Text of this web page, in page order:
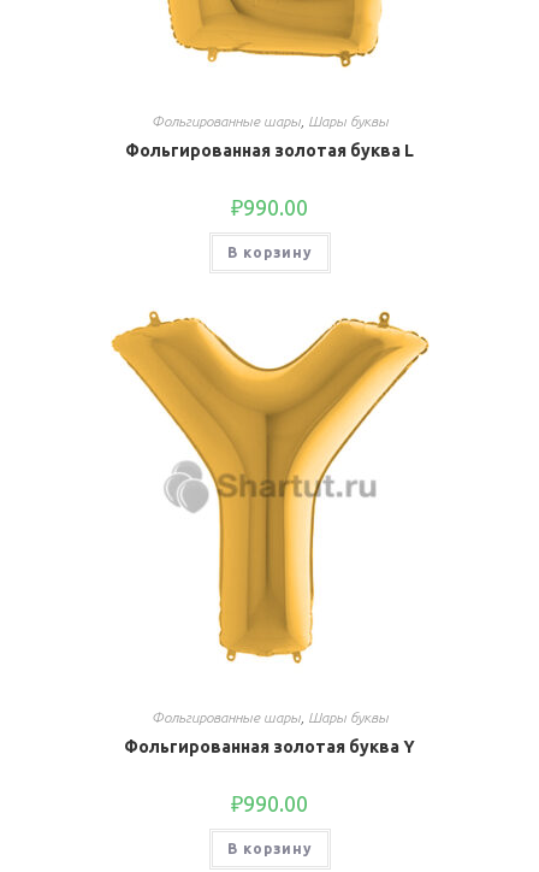
Фольгированные шары, Шары буквы
Фольгированная золотая буква L
₽990.00
В корзину
Фольгированные шары, Шары буквы
Фольгированная золотая буква Y
₽990.00
В корзину